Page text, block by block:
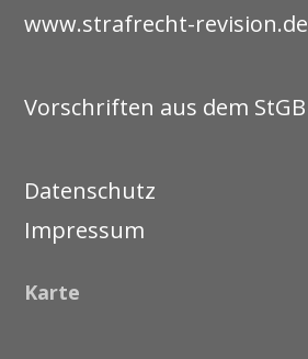
www.strafrecht-revision.de
Vorschriften aus dem StGB
Datenschutz
Impressum
Karte